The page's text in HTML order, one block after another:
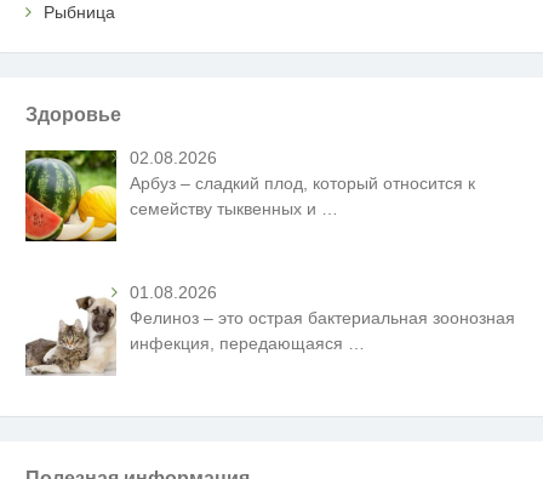
Рыбница
Здоровье
02.08.2026
Арбуз – сладкий плод, который относится к
семейству тыквенных и
01.08.2026
Фелиноз – это острая бактериальная зоонозная
инфекция, передающаяся